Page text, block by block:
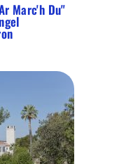
Marc'h Du"